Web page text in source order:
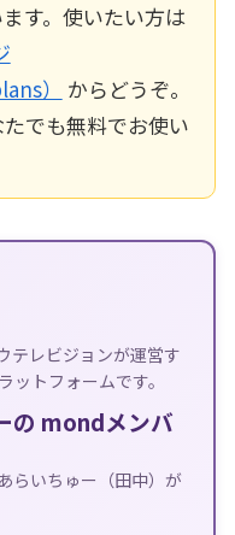
す。使いたい方は
）
からどうぞ。
でも無料でお使い
テレビジョンが運営す
ットフォームです。
の mondメンバ
らいちゅー（田中）が